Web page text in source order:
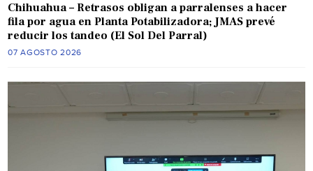
Chihuahua – Retrasos obligan a parralenses a hacer
fila por agua en Planta Potabilizadora; JMAS prevé
reducir los tandeo (El Sol Del Parral)
07 AGOSTO 2026